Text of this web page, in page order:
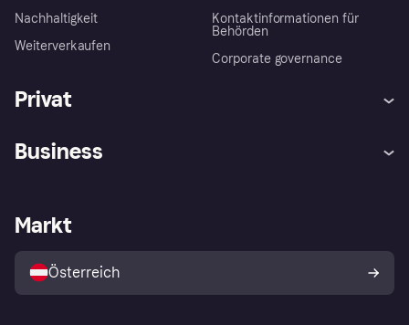
Nachhaltigkeit
Weiterverkaufen
Kontaktinformationen für
Behörden
Corporate governance
Privat
Shops entdecken
Business
Händlerportal
Markt
Österreich